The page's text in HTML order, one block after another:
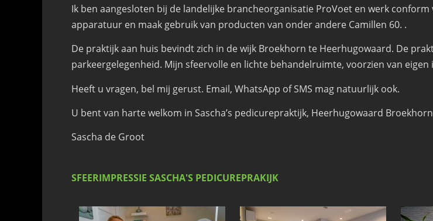
Ik ben aangesloten bij de landelijke brancheorganisatie ProVoet en werk
apparatuur en maak gebruik van producten van onder andere Camillen 60. .
De praktijk aan huis bevindt zich in de wijk Broekhorn te Heerhugowaard. De
parkeergelegenheid. Mijn sfeervolle en lichte behandelruimte, voorzien van
Heeft u vragen, bel mij gerust. Email, WhatsApp of SMS mag natuurlijk ook.
U bent van harte welkom in Sascha’s pedicurepraktijk, Heerhugowaard
Sascha de Groot
SFEERIMPRESSIE SASCHA'S PEDICUREPRAKIJK